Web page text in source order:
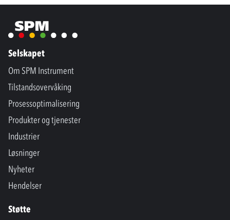
Selskapet
Om SPM Instrument
Tilstandsovervåking
Prosessoptimalisering
Produkter og tjenester
Industrier
Løsninger
Nyheter
Hendelser
Støtte